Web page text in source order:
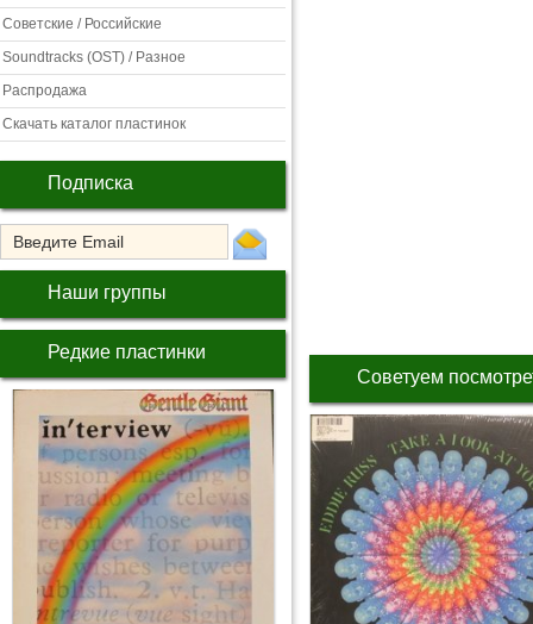
Советские / Российские
Soundtracks (OST) / Разное
Распродажа
Скачать каталог пластинок
Подписка
Наши группы
Редкие пластинки
Советуем